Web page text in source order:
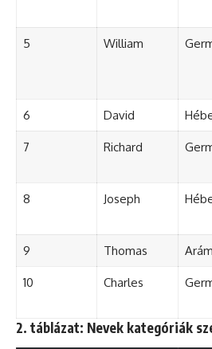
5 William
6 David
7 Richard
8 Joseph
9 Thomas
10 Charles
2. táblázat: Nevek kategóriák